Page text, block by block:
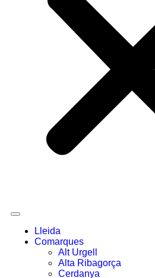
Lleida
Comarques
Alt Urgell
Alta Ribagorça
Cerdanya